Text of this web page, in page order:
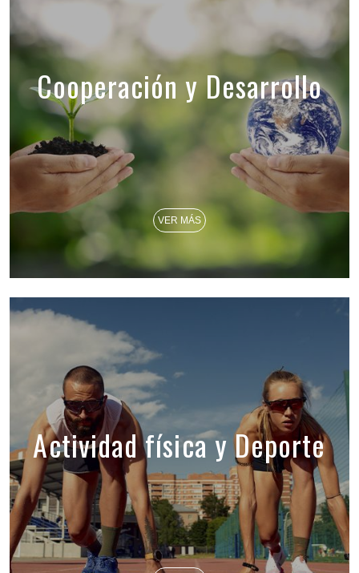
Cooperación y Desarrollo
VER MÁS
Actividad física y Deporte